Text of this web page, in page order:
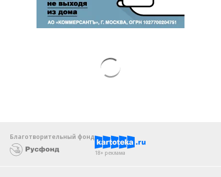
Благотворительный фонд
18+ реклама